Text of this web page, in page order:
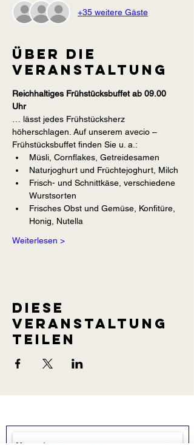
+35 weitere Gäste
Über die
Veranstaltung
Reichhaltiges Frühstücksbuffet ab 09.00
Uhr
… lässt jedes Frühstücksherz
höherschlagen. Auf unserem avecio –
Frühstücksbuffet finden Sie u. a.:
Müsli, Cornflakes, Getreidesamen
Naturjoghurt und Früchtejoghurt, Milch
Frisch- und Schnittkäse, verschiedene
Wurstsorten
Frisches Obst und Gemüse, Konfitüre,
Honig, Nutella
Weiterlesen >
Diese
Veranstaltung
teilen